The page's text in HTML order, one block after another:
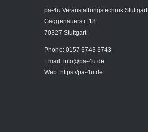
pa-4u Veranstaltungstechnik Stuttgart
Gaggenauerstr. 18
70327 Stuttgart
Phone: 0157 3743 3743
Email: info@pa-4u.de
Web: https://pa-4u.de